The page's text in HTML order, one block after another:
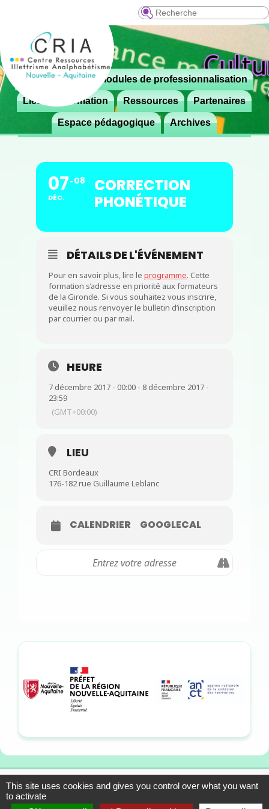
Recherche
Menu
principal
Aller
contenu
principal
 Le CRIA Modules de professionnalisation
Lieux de formation Ressources Partenaires
Espace pédagogique Archives
07
DÉC.
08
CORRECTION
PHONÉTIQUE
DÉTAILS DE L'ÉVÉNEMENT
Pour en savoir plus, lire le programme. Cette
formation s’adresse en priorité aux formateurs
de la Gironde. Si vous souhaitez vous inscrire,
veuillez nous renvoyer le bulletin d’inscription
par courrier ou par mail.
HEURE
7 décembre 2017 - 00:00 - 8 décembre 2017 -
23:59
(GMT+00:00)
LIEU
CRI Bordeaux
176-182 rue Guillaume Leblanc
CALENDRIER GOOGLECAL
13-15 allée du Colonel
Fabien, 33310 Lormont
Mentions légales
Plan du site
This site uses cookies and gives you control over what you want
to activate